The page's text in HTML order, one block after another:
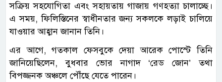
সক্রিয় সহযোগিতা এবং সহায়তায় গাজায় গণহত্যা চালাচ্ছে।
এ সময়, ফিলিস্তিনের স্বাধীনতার জন্য সকলকে লড়াই চালিয়ে
যাওয়ার আহ্বান জানান তিনি।
এর আগে, গতকাল ফেসবুকে দেয়া আরেক পোস্টে তিনি
জানিয়েছিলেন, বুধবার ভোর নাগাদ ‘রেড জোন’ তথা
বিপজ্জনক অঞ্চলে পৌঁছে যেতে পারেন।